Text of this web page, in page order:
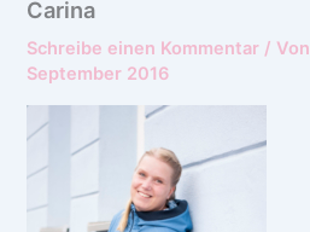
Carina
Schreibe einen Kommentar / Von
September 2016